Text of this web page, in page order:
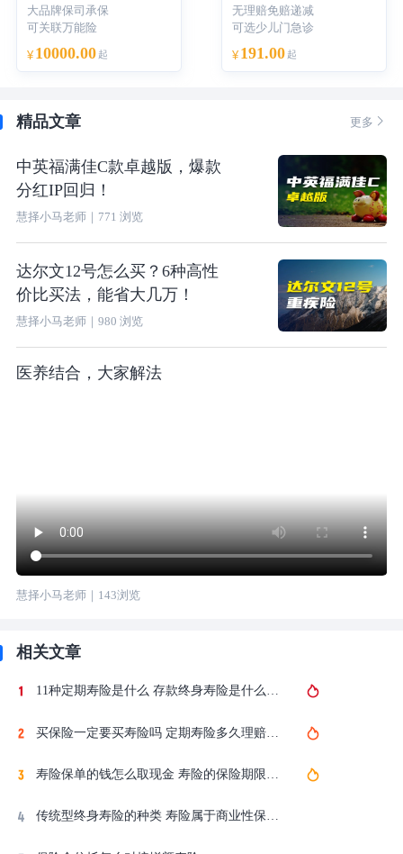
大品牌保司承保
可关联万能险
¥ 10000.00 起
无理赔免赔递减
可选少儿门急诊
¥ 191.00 起
精品文章 更多 
中英福满佳C款卓越版，爆款
分红IP回归！
慧择小马老师｜ 771 浏览
达尔文12号怎么买？6种高性
价比买法，能省大几万！
慧择小马老师｜ 980 浏览
医养结合，大家解法
慧择小马老师｜ 143浏览
相关文章
11种定期寿险是什么 存款终身寿险是什么保险
买保险一定要买寿险吗 定期寿险多久理赔到账户
寿险保单的钱怎么取现金 寿险的保险期限是60岁
传统型终身寿险的种类 寿险属于商业性保险吗